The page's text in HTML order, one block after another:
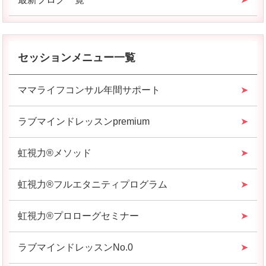
セッションメニュー一覧
ママライフコンサル年間サポート
ラブマインドレッスンpremium
虹視力®︎メソッド
虹視力®︎フルエタニティプログラム
虹視力®︎プロローグセミナー
ラブマインドレッスンNo.0